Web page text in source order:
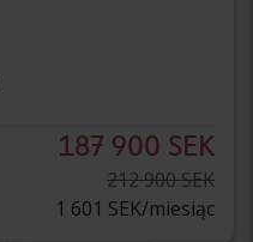
187 900 SEK
212 900 SEK
1 601 SEK/miesiąc